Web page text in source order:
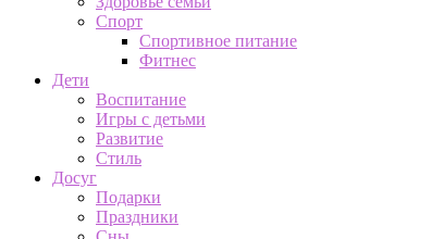
Спорт
Спортивное питание
Фитнес
Дети
Воспитание
Игры с детьми
Развитие
Стиль
Досуг
Подарки
Праздники